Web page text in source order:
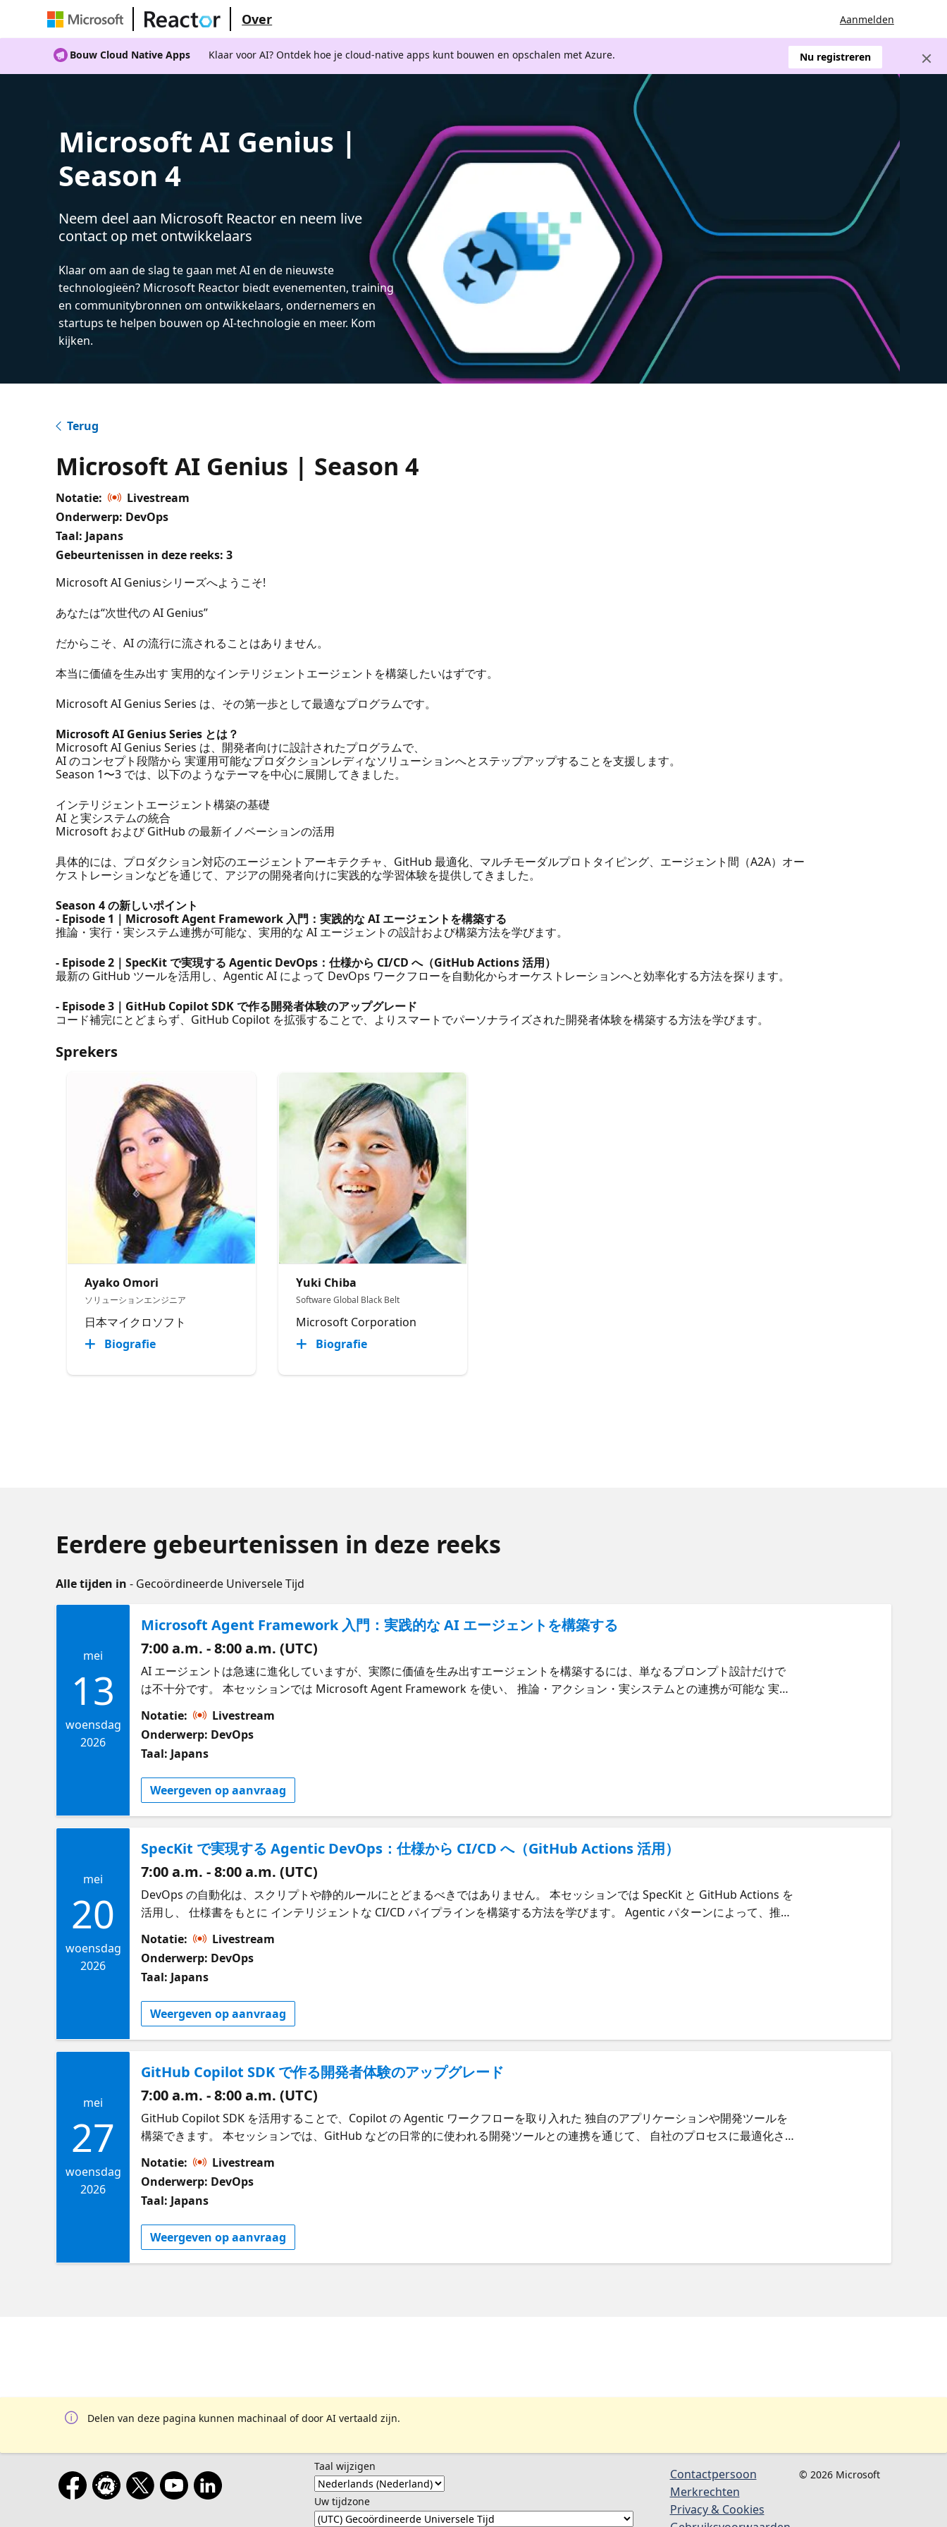
Over Aanmelden
Bouw Cloud Native Apps Klaar voor AI? Ontdek hoe je cloud-native apps kunt bouwen en opschalen met Azure. Nu registreren
Microsoft AI Genius |
Season 4
Neem deel aan Microsoft Reactor en neem live
contact op met ontwikkelaars
Klaar om aan de slag te gaan met AI en de nieuwste
technologieën? Microsoft Reactor biedt evenementen, training
en communitybronnen om ontwikkelaars, ondernemers en
startups te helpen bouwen op AI-technologie en meer. Kom
kijken.
Terug
Microsoft AI Genius | Season 4
Notatie:
Livestream
Onderwerp: DevOps
Taal: Japans
Gebeurtenissen in deze reeks: 3
Microsoft AI Geniusシリーズへようこそ!
あなたは“次世代の AI Genius”
だからこそ、AI の流行に流されることはありません。
本当に価値を生み出す 実用的なインテリジェントエージェントを構築したいはずです。
Microsoft AI Genius Series は、その第一歩として最適なプログラムです。
Microsoft AI Genius Series とは？
Microsoft AI Genius Series は、開発者向けに設計されたプログラムで、
AI のコンセプト段階から 実運用可能なプロダクションレディなソリューションへとステップアップすることを支援します。
Season 1〜3 では、以下のようなテーマを中心に展開してきました。
インテリジェントエージェント構築の基礎
AI と実システムの統合
Microsoft および GitHub の最新イノベーションの活用
具体的には、プロダクション対応のエージェントアーキテクチャ、GitHub 最適化、マルチモーダルプロトタイピング、エージェント間（A2A）オー
ケストレーションなどを通じて、アジアの開発者向けに実践的な学習体験を提供してきました。
Season 4 の新しいポイント
- Episode 1｜Microsoft Agent Framework 入門：実践的な AI エージェントを構築する
推論・実行・実システム連携が可能な、実用的な AI エージェントの設計および構築方法を学びます。
- Episode 2｜SpecKit で実現する Agentic DevOps：仕様から CI/CD へ（GitHub Actions 活用）
最新の GitHub ツールを活用し、Agentic AI によって DevOps ワークフローを自動化からオーケストレーションへと効率化する方法を探ります。
- Episode 3｜GitHub Copilot SDK で作る開発者体験のアップグレード
コード補完にとどまらず、GitHub Copilot を拡張することで、よりスマートでパーソナライズされた開発者体験を構築する方法を学びます。
Sprekers
Ayako Omori
ソリューションエンジニア
日本マイクロソフト
Biografie
Yuki Chiba
Software Global Black Belt
Microsoft Corporation
Biografie
Eerdere gebeurtenissen in deze reeks
Alle tijden in- Gecoördineerde Universele Tijd
mei
13
woensdag
2026
Microsoft Agent Framework 入門：実践的な AI エージェントを構築する
7:00 a.m. - 8:00 a.m. (UTC)
AI エージェントは急速に進化していますが、実際に価値を生み出すエージェントを構築するには、単なるプロンプト設計だけで
は不十分です。 本セッションでは Microsoft Agent Framework を使い、 推論・アクション・実システムとの連携が可能な 実用
ションアーキテクチャにどのように組み込まれるのか、 さらに検証・実験段階から プロダクション対応のエージェントへと移行
するための考え方を解説します。 学べる内容 Agentic AI およびインテリジェントエージェントの基本概念 Microsoft Agent
Framework の構成と活用方法 ツール、API、ワークフローと連携するエージェントの構築方法 実用性と拡張性を備えた AI エー
ジェント設計のベストプラクティス 使用技術 GitHub Copilot GitHub Actions Agentic AI パターン GitHub ベースの CI/CD パイ
プライン 対象者 Agentic AI をこれから学び始める開発者 AI 搭載アプリケーションやサービスを開発するエンジニア プロダクシ
Notatie:
Livestream
Onderwerp: DevOps
Taal: Japans
Weergeven op aanvraag
mei
20
woensdag
2026
SpecKit で実現する Agentic DevOps：仕様から CI/CD へ（GitHub Actions 活用）
7:00 a.m. - 8:00 a.m. (UTC)
DevOps の自動化は、スクリプトや静的ルールにとどまるべきではありません。 本セッションでは SpecKit と GitHub Actions を
活用し、 仕様書をもとに インテリジェントな CI/CD パイプラインを構築する方法を学びます。 Agentic パターンによって、推
る内容 モダンな DevOps シナリオにおける Agentic パターンの活用方法 SpecKit を用いて仕様を CI/CD ワークフローへ変換する
方法 GitHub Actions によるエージェント駆動型パイプラインの構築 インテリジェントな自動化による品質とスピードの向上 使
用技術 SpecKit GitHub Actions Agentic AI パターン GitHub ベースの CI/CD パイプライン 対象者 DevOps エンジニア、プラット
フォームエンジニア GitHub ベースの CI/CD を利用している開発者 仕様からデリバリーまでの自動化を目指すチーム AI 駆動の
DevOps ワークフローに関心のある方
Notatie:
Livestream
Onderwerp: DevOps
Taal: Japans
Weergeven op aanvraag
mei
27
woensdag
2026
GitHub Copilot SDK で作る開発者体験のアップグレード
7:00 a.m. - 8:00 a.m. (UTC)
GitHub Copilot SDK を活用することで、Copilot の Agentic ワークフローを取り入れた 独自のアプリケーションや開発ツールを
構築できます。 本セッションでは、GitHub などの日常的に使われる開発ツールとの連携を通じて、 自社のプロセスに最適化さ
きく超える活用方法を探ります。 学べる内容 GitHub Copilot SDK で実現できること Copilot SDK を活用したカスタムアプリケ
ーションおよび開発者体験の設計 日常の開発ワークフローへの AI の組み込み方 開発者の生産性を実質的に向上させる AI 機能の
構築 使用技術 GitHub Copilot SDK GitHub Copilot CLI GitHub Copilot Visual Studio Code 大規模言語モデル（LLMs） 開発ワー
クフロー連携 GitHub MCP サーバー 対象者 GitHub Copilot を利用している開発者 DX エンジニア、開発者生産性向上を担うチー
ム プラットフォーム／ツール開発者 日常のコーディング体験を AI で拡張したい方
Notatie:
Livestream
Onderwerp: DevOps
Taal: Japans
Weergeven op aanvraag
Delen van deze pagina kunnen machinaal of door AI vertaald zijn.
Taal wijzigen
Uw tijdzone
Contactpersoon
Merkrechten
Privacy & Cookies
© 2026 Microsoft